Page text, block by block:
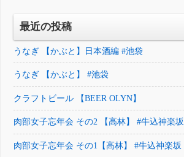
最近の投稿
うなぎ 【かぶと】日本酒編 #池袋
うなぎ 【かぶと】 #池袋
クラフトビール 【BEER OLYN】
肉部女子忘年会 その2 【高林】 #牛込神楽坂
肉部女子忘年会 その1【高林】 #牛込神楽坂